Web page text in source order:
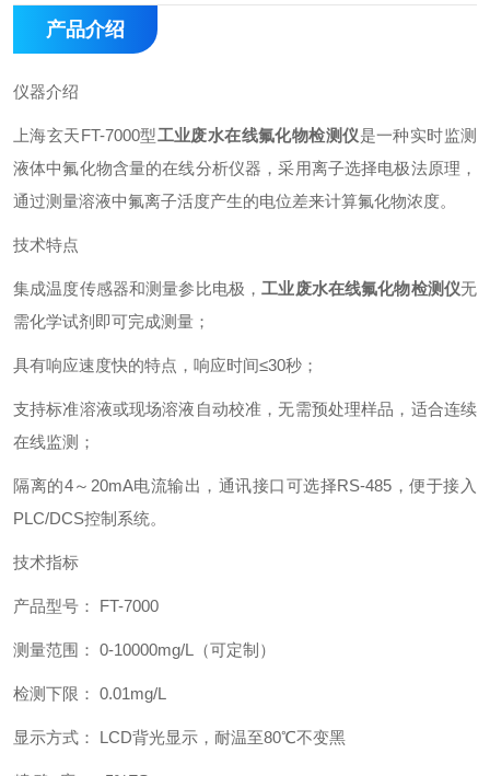
产品介绍
仪器介绍
上海玄天FT-7000型工业废水在线氟化物检测仪是一种实时监测
液体中氟化物含量的在线分析仪器，采用离子选择电极法原理，
通过测量溶液中氟离子活度产生的电位差来计算氟化物浓度。
技术特点
集成温度传感器和测量参比电极，工业废水在线氟化物检测仪无
需化学试剂即可完成测量；
具有响应速度快的特点，响应时间≤30秒；
支持标准溶液或现场溶液自动校准，无需预处理样品，适合连续
在线监测；
隔离的4～20mA电流输出，通讯接口可选择RS-485，便于接入
PLC/DCS控制系统。
技术指标
产品型号： FT-7000
测量范围： 0-10000mg/L（可定制）
检测下限： 0.01mg/L
显示方式： LCD背光显示，耐温至80℃不变黑